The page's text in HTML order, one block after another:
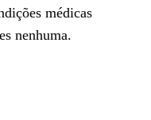
médicas
nenhuma.